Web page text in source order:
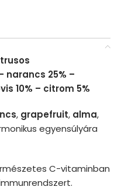
narancs 25% –
10% – citrom 5%
, grapefruit, alma,
egyensúlyára
C-vitaminban